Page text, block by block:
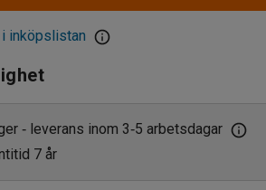
inköpslistan
‑ leverans inom 3‑5 arbetsdagar
7 år